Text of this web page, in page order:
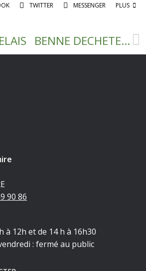
TWITTER MESSENGER PLUS
BENNE DECHETERIE ENCOMBRANTS
90 86
à 12h et de 14 h à 16h30
: fermé au public